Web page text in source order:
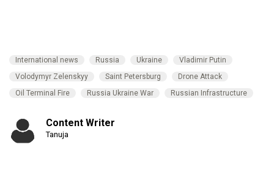
International news Russia Ukraine
Vladimir Putin
Volodymyr Zelenskyy
Saint Petersburg
Drone Attack
Oil Terminal Fire
Russia Ukraine War Russian Infrastructure
Content Writer
Tanuja